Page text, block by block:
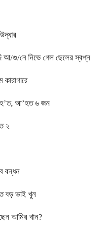
আ/গু/নে নিভে গেল ছেলের স্বপ্ন
আ’হত ৬ জন
২
বন্ধন
বড় ভাই খুন
আমির খান?